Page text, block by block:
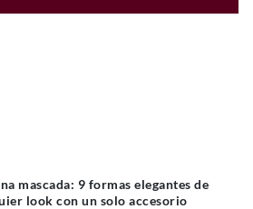
mascada: 9 formas elegantes de
look con un solo accesorio